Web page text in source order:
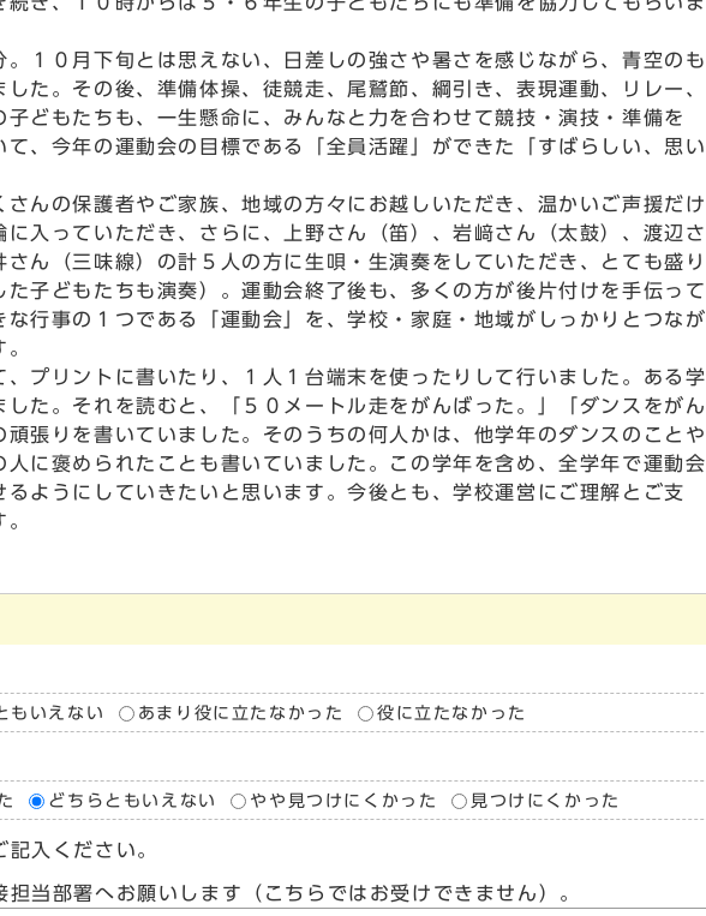
１０月下旬とは思えない、日差しの強さや暑さを感じながら、青空のも
た。その後、準備体操、徒競走、尾鷲節、綱引き、表現運動、リレー、
どもたちも、一生懸命に、みんなと力を合わせて競技・演技・準備を
、今年の運動会の目標である「全員活躍」ができた「すばらしい、思い
んの保護者やご家族、地域の方々にお越しいただき、温かいご声援だけ
入っていただき、さらに、上野さん（笛）、岩﨑さん（太鼓）、渡辺さ
ん（三味線）の計５人の方に生唄・生演奏をしていただき、とても盛り
た子どもたちも演奏）。運動会終了後も、多くの方が後片付けを手伝って
行事の１つである「運動会」を、学校・家庭・地域がしっかりとつなが
プリントに書いたり、１人１台端末を使ったりして行いました。ある学
た。それを読むと、「５０メートル走をがんばった。」「ダンスをがん
張りを書いていました。そのうちの何人かは、他学年のダンスのことや
に褒められたことも書いていました。この学年を含め、全学年で運動会
ようにしていきたいと思います。今後とも、学校運営にご理解とご支
もいえない あまり役に立たなかった 役に立たなかった
どちらともいえない やや見つけにくかった 見つけにくかった
入ください。
当部署へお願いします（こちらではお受けできません）。